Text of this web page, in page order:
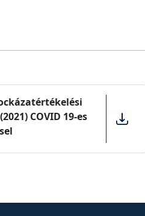
COVID 19-es